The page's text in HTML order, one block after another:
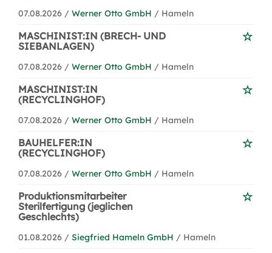
07.08.2026 / Werner Otto GmbH / Hameln
MASCHINIST:IN (BRECH- UND
SIEBANLAGEN)
07.08.2026 / Werner Otto GmbH / Hameln
MASCHINIST:IN
(RECYCLINGHOF)
07.08.2026 / Werner Otto GmbH / Hameln
BAUHELFER:IN
(RECYCLINGHOF)
07.08.2026 / Werner Otto GmbH / Hameln
Produktionsmitarbeiter
Sterilfertigung (jeglichen
Geschlechts)
01.08.2026 / Siegfried Hameln GmbH / Hameln